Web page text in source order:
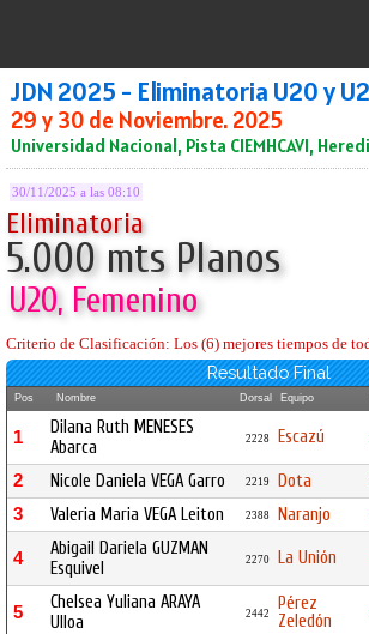
JDN 2025 - Eliminatoria U20 y
29 y 30 de Noviembre. 2025
Universidad Nacional, Pista CIEMHCAVI,
30/11/2025 a las 08:10
Eliminatoria
5.000 mts Planos
U20, Femenino
Criterio de Clasificación: Los (6) mejores tiempos de
Resultado Final
Pos Nombre Dorsal Equipo
1
Dilana Ruth MENESES
Abarca
2228 Escazú
2 Nicole Daniela VEGA Garro 2219 Dota
3 Valeria Maria VEGA Leiton 2388 Naranjo
4
Abigail Dariela GUZMAN
Esquivel
2270 La Unión
5
Chelsea Yuliana ARAYA
Ulloa
2442
Pérez
Zeledón